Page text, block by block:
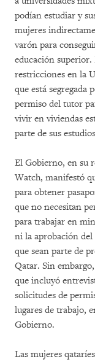
podían estudiar y
mujeres
varón para
educación
restricciones en la
que está segregada
permiso del tutor
vivir en viviendas
parte de sus
El Gobierno, en su
Watch, manifestó
para obtener
que no necesitan
para trabajar en
ni la aprobación
que sean parte de
Qatar. Sin
que incluyó
solicitudes de
lugares de trabajo,
Gobierno.
Las mujeres